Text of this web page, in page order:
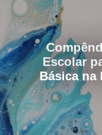
Escolar
Básica na